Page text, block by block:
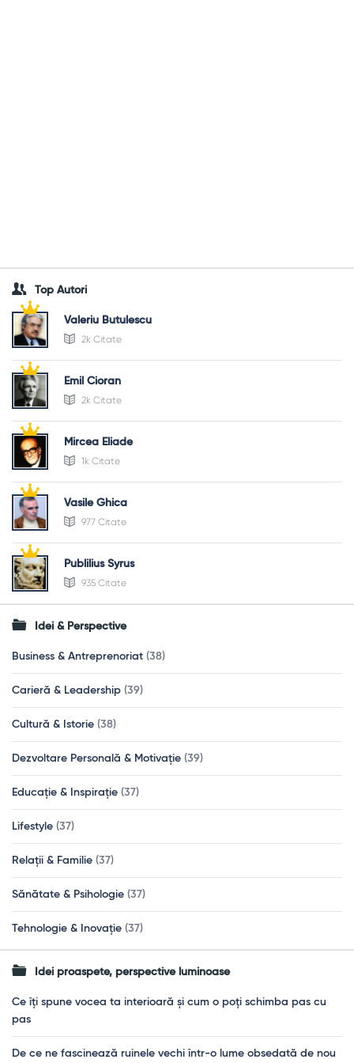
Top Autori
Valeriu Butulescu
2k Citate
Emil Cioran
2k Citate
Mircea Eliade
1k Citate
Vasile Ghica
977 Citate
Publilius Syrus
935 Citate
Idei & Perspective
Business & Antreprenoriat (38)
Carieră & Leadership (39)
Cultură & Istorie (38)
Dezvoltare Personală & Motivație (39)
Educație & Inspirație (37)
Lifestyle (37)
Relații & Familie (37)
Sănătate & Psihologie (37)
Tehnologie & Inovație (37)
Idei proaspete, perspective luminoase
Ce îți spune vocea ta interioară și cum o poți schimba pas cu
pas
De ce ne fascinează ruinele vechi într-o lume obsedată de nou